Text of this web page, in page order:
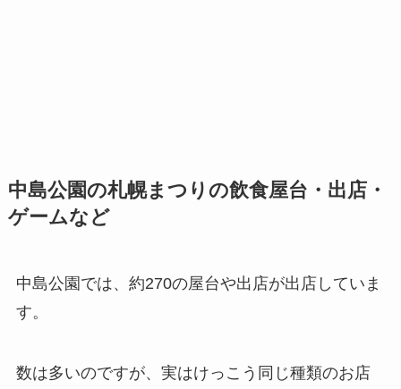
中島公園の札幌まつりの飲食屋台・出店・
ゲームなど
中島公園では、約270の屋台や出店が出店していま
す。
数は多いのですが、実はけっこう同じ種類のお店